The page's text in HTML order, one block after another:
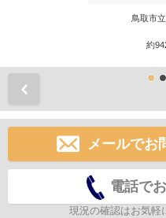
鳥取市
約
メールでお
電話で
現況の確認はお気軽